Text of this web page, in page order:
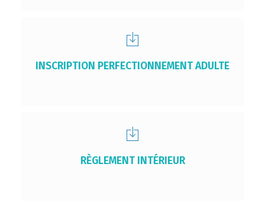
INSCRIPTION PERFECTIONNEMENT ADULTE
RÈGLEMENT INTÉRIEUR